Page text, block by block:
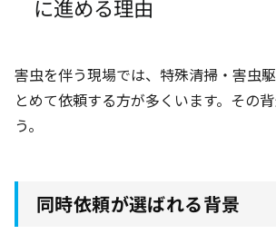
に進める理由
害虫を伴う現場では、特殊清掃・害虫
とめて依頼する方が多くいます。その
う。
同時依頼が選ばれる背景